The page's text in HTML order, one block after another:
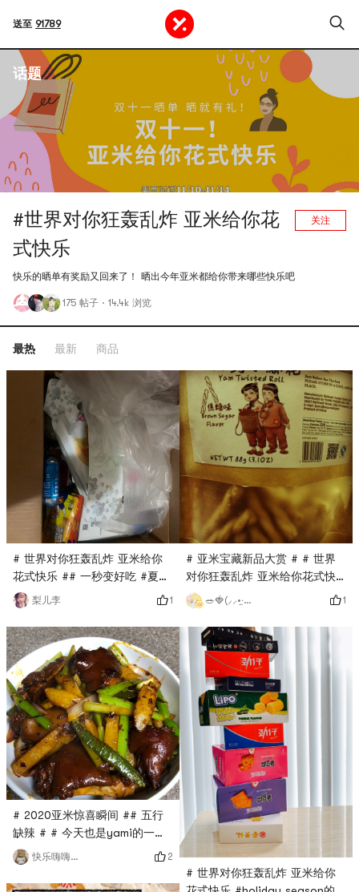
送至 91789
话题
#世界对你狂轰乱炸 亚米给你花
式快乐
关注
快乐的晒单有奖励又回来了！ 晒出今年亚米都给你带来哪些快乐吧
175 帖子 · 14.4k 浏览
最热 最新 商品
# 世界对你狂轰乱炸 亚米给你
花式快乐 ## 一秒变好吃 #夏日
炎炎希望疫情早日结束，祝大家
一起好好吃饭，保重身体
梨儿李 1
# 2020亚米惊喜瞬间 ## 五行
缺辣 # # 今天也是yami的一天
# # 温暖小厨房 # # 世界对你
狂轰乱炸 亚米给你花式快乐 #
用 新疆爆辣米粉的 料 做的干锅
快乐嗨嗨烦恼拜拜 2
# 亚米宝藏新品大赏 # # 世界
对你狂轰乱炸 亚米给你花式快
乐 # # 爱吃又想瘦 # # 今天也
是yami的一天 # 这个松露黑巧
克力味儿口感浓厚纯正！与美小
麻花超出我的意料的好吃呀😋下
次一定多囤点(｡˘•ε•˘｡)还有网红美
食等着拆包煮煮好不好吃…但是
螺蛳粉是真的赞赞👍🏻柳全，好欢
螺，螺霸王，都很不错。这次来
了新的牌子的螺蛳粉也要试试，
以后想回国去广西吃纯正的螺蛳
粉啊哈哈哈哈(ФωФ)2020结束
还有一天。希望2021大家都能够
健康平安！顺遂如意！# 新的一
年要更好呀！ #
🥗🍓(⸝⸝•‧̫•⸝⸝)我的Oo奶泡 🌝🍑 1
# 世界对你狂轰乱炸 亚米给你